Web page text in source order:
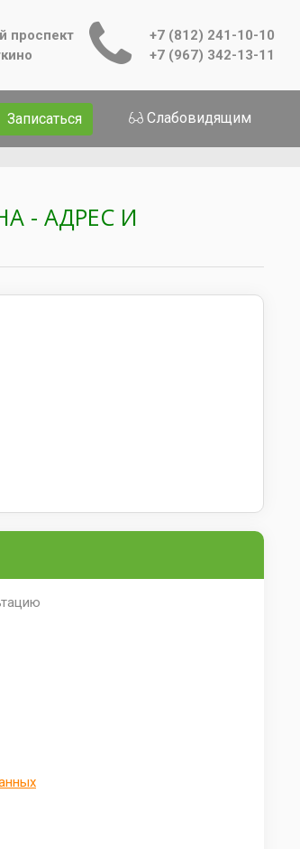
проспект
+7 (812) 241-10-10
+7 (967) 342-13-11
Записаться Слабовидящим
- АДРЕС И